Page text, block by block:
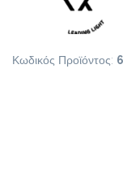
Κωδικός Προϊόντος: